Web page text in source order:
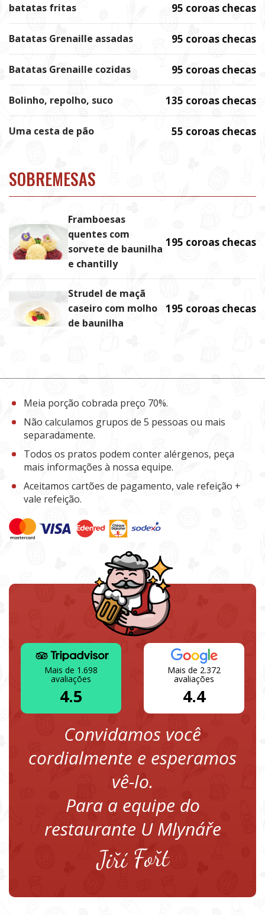
batatas fritas 95 coroas checas
Batatas Grenaille assadas 95 coroas checas
Batatas Grenaille cozidas 95 coroas checas
Bolinho, repolho, suco 135 coroas checas
Uma cesta de pão 55 coroas checas
SOBREMESAS
Framboesas
quentes com
sorvete de baunilha
e chantilly
195 coroas checas
Strudel de maçã
caseiro com molho
de baunilha
195 coroas checas
Meia porção cobrada preço 70%.
Não calculamos grupos de 5 pessoas ou mais
separadamente.
Todos os pratos podem conter alérgenos, peça
mais informações à nossa equipe.
Aceitamos cartões de pagamento, vale refeição +
vale refeição.
Mais de 1.698
avaliações
4.5
Mais de 2.372
avaliações
4.4
Convidamos você
cordialmente e esperamos
vê-lo.
Para a equipe do
restaurante U Mlynáře